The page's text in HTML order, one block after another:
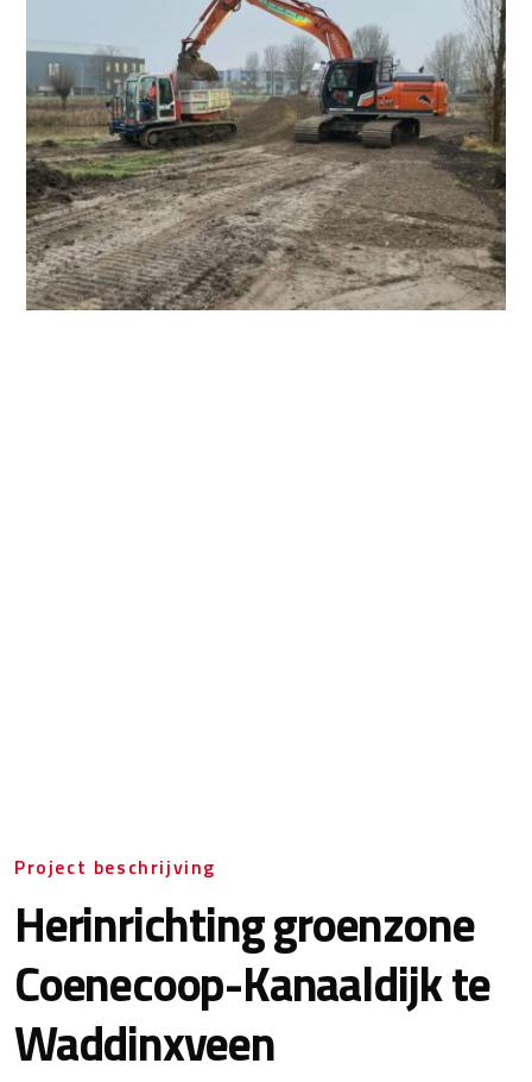
Project beschrijving
Herinrichting groenzone
Coenecoop-Kanaaldijk te
Waddinxveen